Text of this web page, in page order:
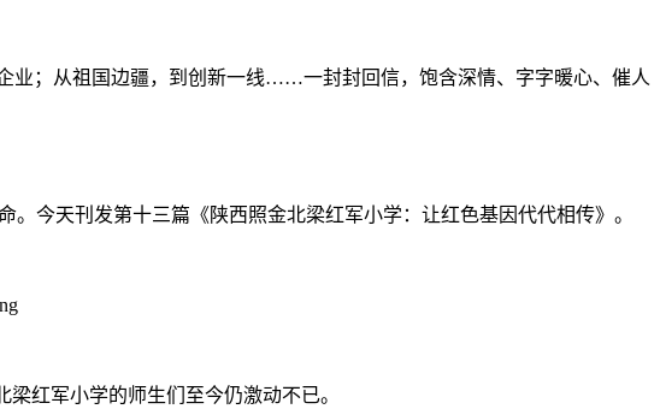
；从祖国边疆，到创新一线……一封封回信，饱含深情、字字暖心、催人
天刊发第十三篇《陕西照金北梁红军小学：让红色基因代代相传》。
红军小学的师生们至今仍激动不已。